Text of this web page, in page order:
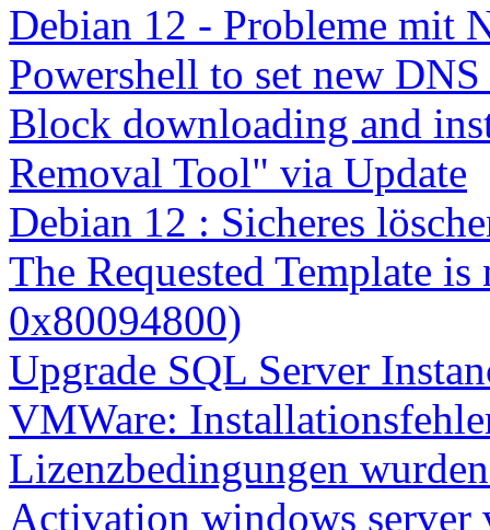
Debian 12 - Probleme mit
Powershell to set new
Block downloading and
Removal Tool" via Update
Debian 12 : Sicheres
The Requested Template
0x80094800)
Upgrade SQL Server
VMWare:
Lizenzbedingungen
Activation windows server